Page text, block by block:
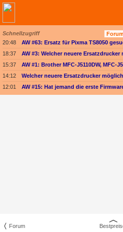
Schnellzugriff Forum
20:48
AW #63: Ersatz für Pixma TS8050
18:37
AW #3: Welcher neuere Ersatzdrucker
15:37
14:12
Welcher neuere Ersatzdrucker
12:01
AW #15: Hat jemand die erste
Forum
Angebote werden